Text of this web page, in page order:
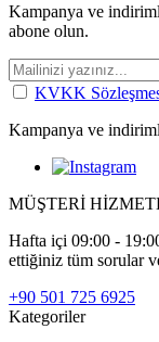
Kampanya ve
abone olun.
KVKK
Kampanya ve
MÜŞTERİ
Hafta içi 09:00 -
ettiğiniz tüm sorular
+90 501 725 6925
Kategoriler